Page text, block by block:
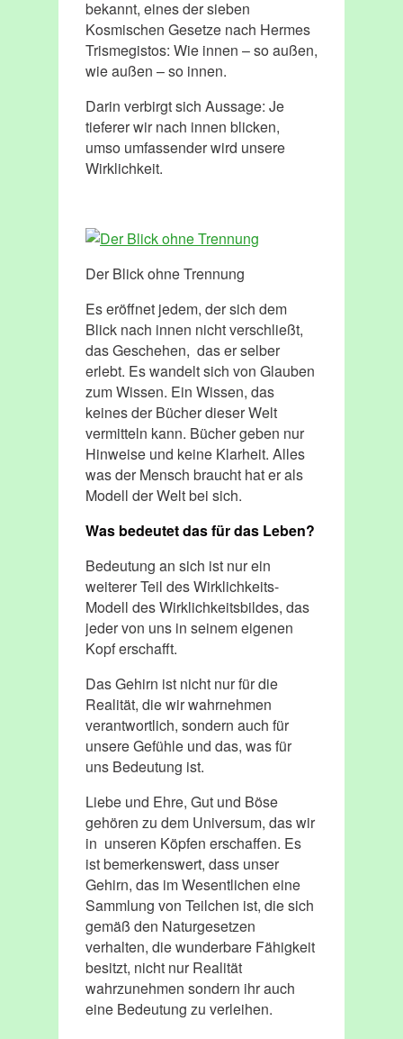
bekannt, eines der sieben
Kosmischen Gesetze nach Hermes
Trismegistos: Wie innen – so außen,
wie außen – so innen.
Darin verbirgt sich Aussage: Je
tieferer wir nach innen blicken,
umso umfassender wird unsere
Wirklichkeit.
Der Blick ohne Trennung
Es eröffnet jedem, der sich dem
Blick nach innen nicht verschließt,
das Geschehen, das er selber
erlebt. Es wandelt sich von Glauben
zum Wissen. Ein Wissen, das
keines der Bücher dieser Welt
vermitteln kann. Bücher geben nur
Hinweise und keine Klarheit. Alles
was der Mensch braucht hat er als
Modell der Welt bei sich.
Was bedeutet das für das Leben?
Bedeutung an sich ist nur ein
weiterer Teil des Wirklichkeits-
Modell des Wirklichkeitsbildes, das
jeder von uns in seinem eigenen
Kopf erschafft.
Das Gehirn ist nicht nur für die
Realität, die wir wahrnehmen
verantwortlich, sondern auch für
unsere Gefühle und das, was für
uns Bedeutung ist.
Liebe und Ehre, Gut und Böse
gehören zu dem Universum, das wir
in unseren Köpfen erschaffen. Es
ist bemerkenswert, dass unser
Gehirn, das im Wesentlichen eine
Sammlung von Teilchen ist, die sich
gemäß den Naturgesetzen
verhalten, die wunderbare Fähigkeit
besitzt, nicht nur Realität
wahrzunehmen sondern ihr auch
eine Bedeutung zu verleihen.